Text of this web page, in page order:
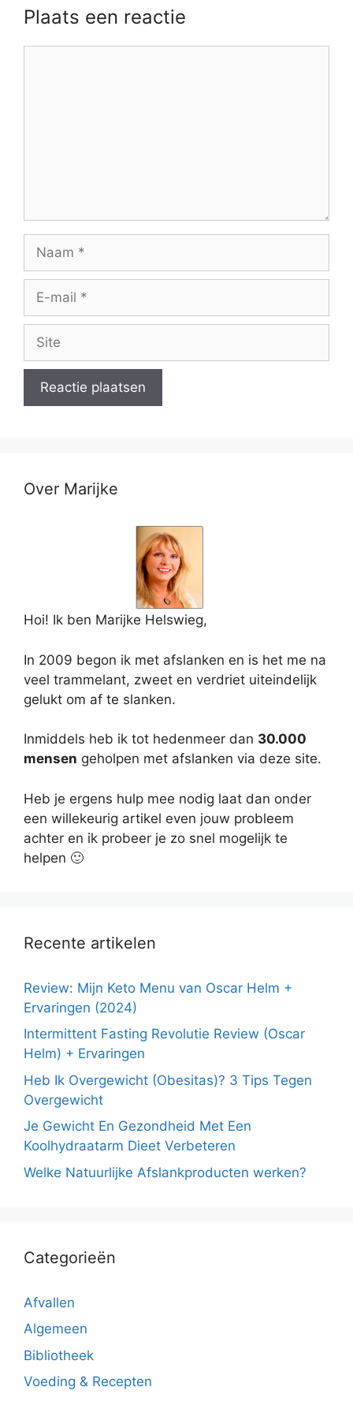
Plaats een reactie
Naam
Site
Over Marijke
Hoi! Ik ben Marijke Helswieg,
In 2009 begon ik met afslanken en is het me na
veel trammelant, zweet en verdriet uiteindelijk
gelukt om af te slanken.
Inmiddels heb ik tot hedenmeer dan 30.000
mensen geholpen met afslanken via deze site.
Heb je ergens hulp mee nodig laat dan onder
een willekeurig artikel even jouw probleem
achter en ik probeer je zo snel mogelijk te
helpen 🙂
Recente artikelen
Review: Mijn Keto Menu van Oscar Helm +
Ervaringen (2024)
Intermittent Fasting Revolutie Review (Oscar
Helm) + Ervaringen
Heb Ik Overgewicht (Obesitas)? 3 Tips Tegen
Overgewicht
Je Gewicht En Gezondheid Met Een
Koolhydraatarm Dieet Verbeteren
Welke Natuurlijke Afslankproducten werken?
Categorieën
Afvallen
Algemeen
Bibliotheek
Voeding & Recepten